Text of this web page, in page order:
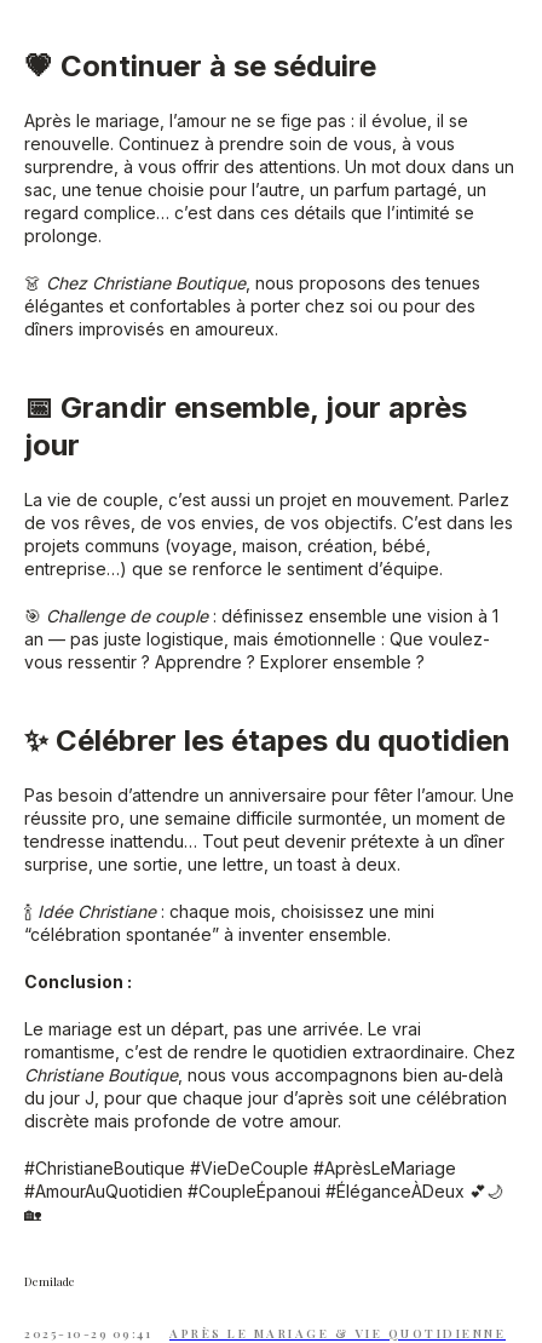
💗 Continuer à se séduire
Après le mariage, l’amour ne se fige pas : il évolue, il se
renouvelle. Continuez à prendre soin de vous, à vous
surprendre, à vous offrir des attentions. Un mot doux dans un
sac, une tenue choisie pour l’autre, un parfum partagé, un
regard complice… c’est dans ces détails que l’intimité se
prolonge.
👗 Chez Christiane Boutique, nous proposons des tenues
élégantes et confortables à porter chez soi ou pour des
dîners improvisés en amoureux.
📅 Grandir ensemble, jour après
jour
La vie de couple, c’est aussi un projet en mouvement. Parlez
de vos rêves, de vos envies, de vos objectifs. C’est dans les
projets communs (voyage, maison, création, bébé,
entreprise…) que se renforce le sentiment d’équipe.
🎯 Challenge de couple: définissez ensemble une vision à 1
an — pas juste logistique, mais émotionnelle : Que voulez-
vous ressentir ? Apprendre ? Explorer ensemble ?
✨ Célébrer les étapes du quotidien
Pas besoin d’attendre un anniversaire pour fêter l’amour. Une
réussite pro, une semaine difficile surmontée, un moment de
tendresse inattendu… Tout peut devenir prétexte à un dîner
surprise, une sortie, une lettre, un toast à deux.
🍾 Idée Christiane: chaque mois, choisissez une mini
“célébration spontanée” à inventer ensemble.
Conclusion :
Le mariage est un départ, pas une arrivée. Le vrai
romantisme, c’est de rendre le quotidien extraordinaire. Chez
Christiane Boutique, nous vous accompagnons bien au-delà
du jour J, pour que chaque jour d’après soit une célébration
discrète mais profonde de votre amour.
#ChristianeBoutique #VieDeCouple #AprèsLeMariage
#AmourAuQuotidien #CoupleÉpanoui #ÉléganceÀDeux 💕🌙
🏡
Demilade
2025-10-29 09:41 APRÈS LE MARIAGE & VIE QUOTIDIENNE